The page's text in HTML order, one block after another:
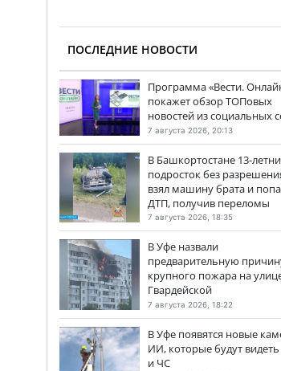
ПОСЛЕДНИЕ НОВОСТИ
Программа «Вести.
покажет обзор ТОПовых
новостей из социальных
7 августа 2026, 20:13
В Башкортостане 13-
подросток без
взял машину брата и
ДТП, получив переломы
7 августа 2026, 18:35
В Уфе назвали
предварительную
крупного пожара на
Гвардейской
7 августа 2026, 18:22
В Уфе появятся новые
ИИ, которые будут
и ЧС